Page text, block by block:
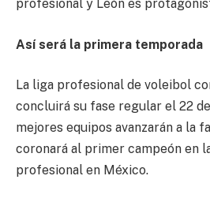
profesional y León es
Así será la primera temporada
La liga profesional de voleibol
concluirá su fase regular el 22
mejores equipos avanzarán a la
coronará al primer campeón en
profesional en México.